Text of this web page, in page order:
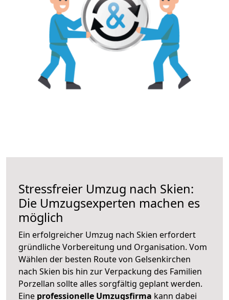
Stressfreier Umzug nach Skien:
Die Umzugsexperten machen es
möglich
Ein erfolgreicher Umzug nach Skien erfordert
gründliche Vorbereitung und Organisation. Vom
Wählen der besten Route von Gelsenkirchen
nach Skien bis hin zur Verpackung des Familien
Porzellan sollte alles sorgfältig geplant werden.
Eine professionelle Umzugsfirma kann dabei